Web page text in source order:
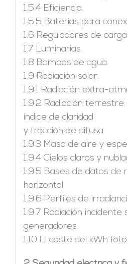
1.5.4 Eficiencia.
1.5.5 Baterías para
1.6 Reguladores de
1.7 Luminarias.
1.8 Bombas de agua.
1.9 Radiación solar.
1.9.1 Radiación extra-
1.9.2 Radiación
índice de claridad
y fracción de difusa.
1.9.3 Masa de aire y
1.9.4 Cielos claros y
1.9.5 Bases de datos de
horizontal.
1.9.6 Perfiles de
1.9.7 Radiación incidente
generadores.
1.10 El coste del kWh